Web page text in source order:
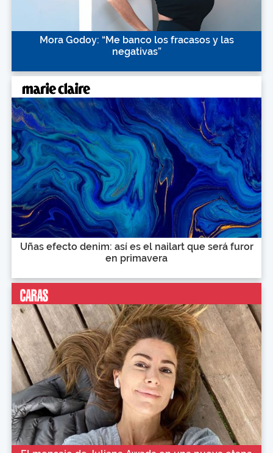
Mora Godoy: “Me banco los fracasos y las
negativas”
Uñas efecto denim: así es el nailart que será furor
en primavera